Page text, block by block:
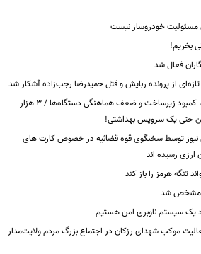
مسئولیت خودروساز نیست
بخریم!
فعال شد
تازه‌ای از پرونده ربایش و قتل حمیدرضا رجب‌زاده آشکار شد
ریمـدان؛ مرزی گرفتار در صف، کمبود زیرساخت و ضعف هماهنگی دستگاه‌ها / ۳ هزار
حتی یک سرویس بهداشتی!
نیوز توسط سخنگوی قوه قضائیه در خصوص کارت های
ارزی رسیده اند
تنگه هرمز را باز کند
مشخص شد
یک سیستم ناوبری امن هستیم
موکب شهدای رزکان در اجتماع بزرگ مردم ولایت‌مدار